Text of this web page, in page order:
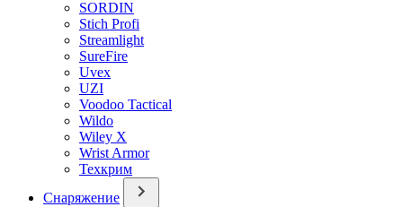
SORDIN
Stich Profi
Streamlight
SureFire
Uvex
UZI
Voodoo Tactical
Wildo
Wiley X
Wrist Armor
Техкрим
Снаряжение